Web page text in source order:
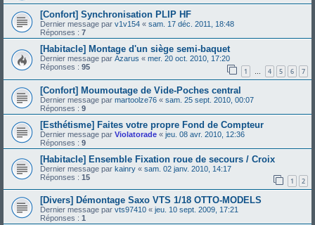
[Confort] Synchronisation PLIP HF
Dernier message par v1v154 « sam. 17 déc. 2011, 18:48
Réponses : 7
[Habitacle] Montage d'un siège semi-baquet
Dernier message par Azarus « mer. 20 oct. 2010, 17:20
Réponses : 95 1 … 4 5 6 7
[Confort] Moumoutage de Vide-Poches central
Dernier message par martoolze76 « sam. 25 sept. 2010, 00:07
Réponses : 9
[Esthétisme] Faites votre propre Fond de Compteur
Dernier message par Violatorade « jeu. 08 avr. 2010, 12:36
Réponses : 9
[Habitacle] Ensemble Fixation roue de secours / Croix
Dernier message par kainry « sam. 02 janv. 2010, 14:17
Réponses : 15 1 2
[Divers] Démontage Saxo VTS 1/18 OTTO-MODELS
Dernier message par vts97410 « jeu. 10 sept. 2009, 17:21
Réponses : 1